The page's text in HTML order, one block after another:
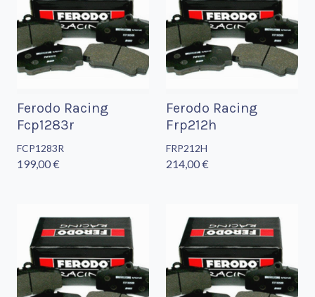
Ferodo Racing
Fcp1283r
FCP1283R
199,00 €
Ferodo Racing
Frp212h
FRP212H
214,00 €